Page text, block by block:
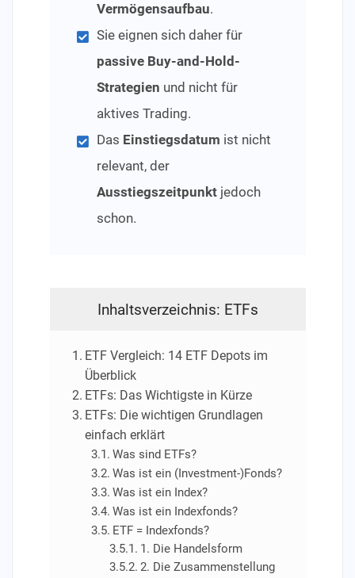
Vermögensaufbau.
Sie eignen sich daher für
passive Buy-and-Hold-
Strategien und nicht für
aktives Trading.
Das Einstiegsdatum ist nicht
relevant, der
Ausstiegszeitpunktjedoch
schon.
Inhaltsverzeichnis: ETFs
ETF Vergleich: 14 ETF Depots im
Überblick
ETFs: Das Wichtigste in Kürze
ETFs: Die wichtigen Grundlagen
einfach erklärt
Was sind ETFs?
Was ist ein (Investment-)Fonds?
Was ist ein Index?
Was ist ein Indexfonds?
ETF = Indexfonds?
1. Die Handelsform
2. Die Zusammenstellung